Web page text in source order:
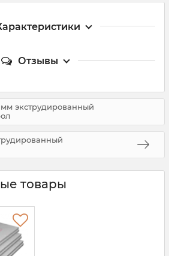
Отзывы
экструдированный
товары